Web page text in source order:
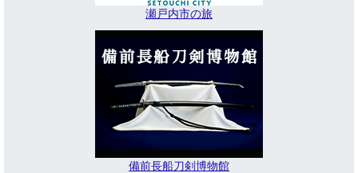
瀬戸内市の旅
備前長船刀剣博物館